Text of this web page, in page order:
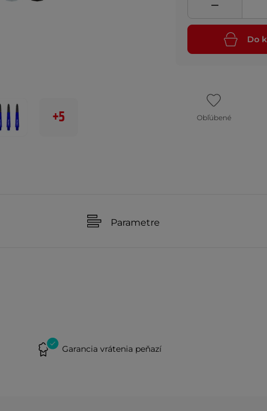
+5
Do
Obľúbené
Parametre
Garancia vrátenia peňazí